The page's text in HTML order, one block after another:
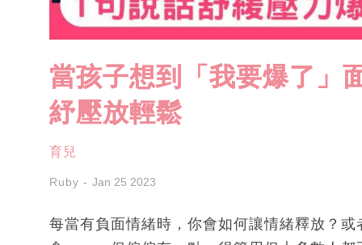
當孩子想到「我要爆了」
紓壓放輕鬆
育兒
Ruby Jan 25 2023
每當有負面情緒時，你會如何讓情緒釋放？